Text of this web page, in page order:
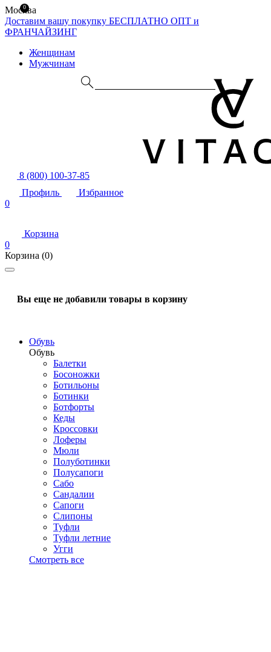
Москва
Доставим вашу покупку БЕСПЛАТНО ОПТ и
ФРАНЧАЙЗИНГ
Женщинам
Мужчинам
8 (800) 100-37-85
Профиль
Избранное
0
Корзина
0
Корзина (0)
Вы еще не добавили товары в корзину
Обувь
Обувь
Балетки
Босоножки
Ботильоны
Ботинки
Ботфорты
Кеды
Кроссовки
Лоферы
Мюли
Полуботинки
Полусапоги
Сабо
Сандалии
Сапоги
Слипоны
Туфли
Туфли летние
Угги
Смотреть все
0